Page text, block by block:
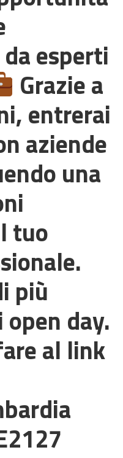
esperti
Grazie a
entrerai
aziende
una
tuo
più
day.
al link